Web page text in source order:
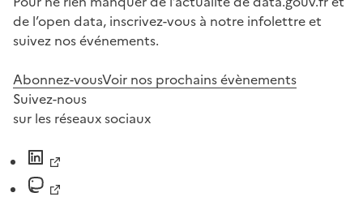
de l’open data, inscrivez-vous à notre infolettre et
suivez nos événements.
Abonnez-vousVoir nos prochains évènements
Suivez-nous
sur les réseaux sociaux